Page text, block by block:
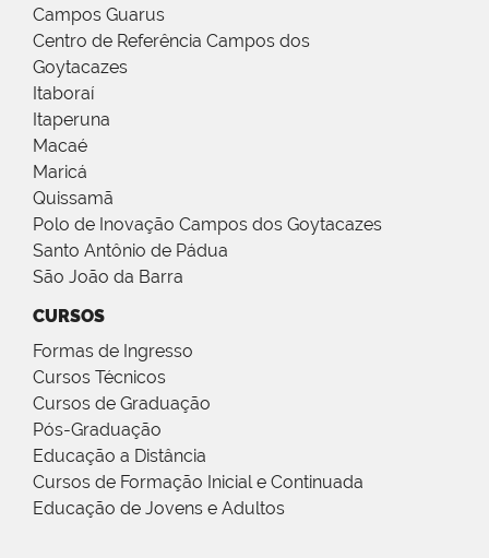
Campos Guarus
Centro de Referência Campos dos
Goytacazes
Itaboraí
Itaperuna
Macaé
Maricá
Quissamã
Polo de Inovação Campos dos Goytacazes
Santo Antônio de Pádua
São João da Barra
CURSOS
Formas de Ingresso
Cursos Técnicos
Cursos de Graduação
Pós-Graduação
Educação a Distância
Cursos de Formação Inicial e Continuada
Educação de Jovens e Adultos